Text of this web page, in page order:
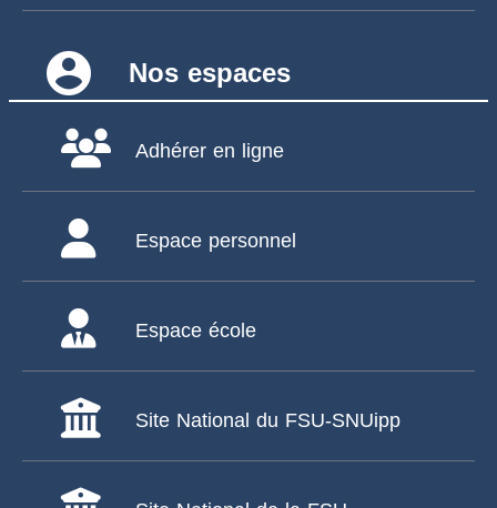
account_circle Nos espaces
Adhérer en ligne
Espace personnel
Espace école
Site National du FSU-SNUipp